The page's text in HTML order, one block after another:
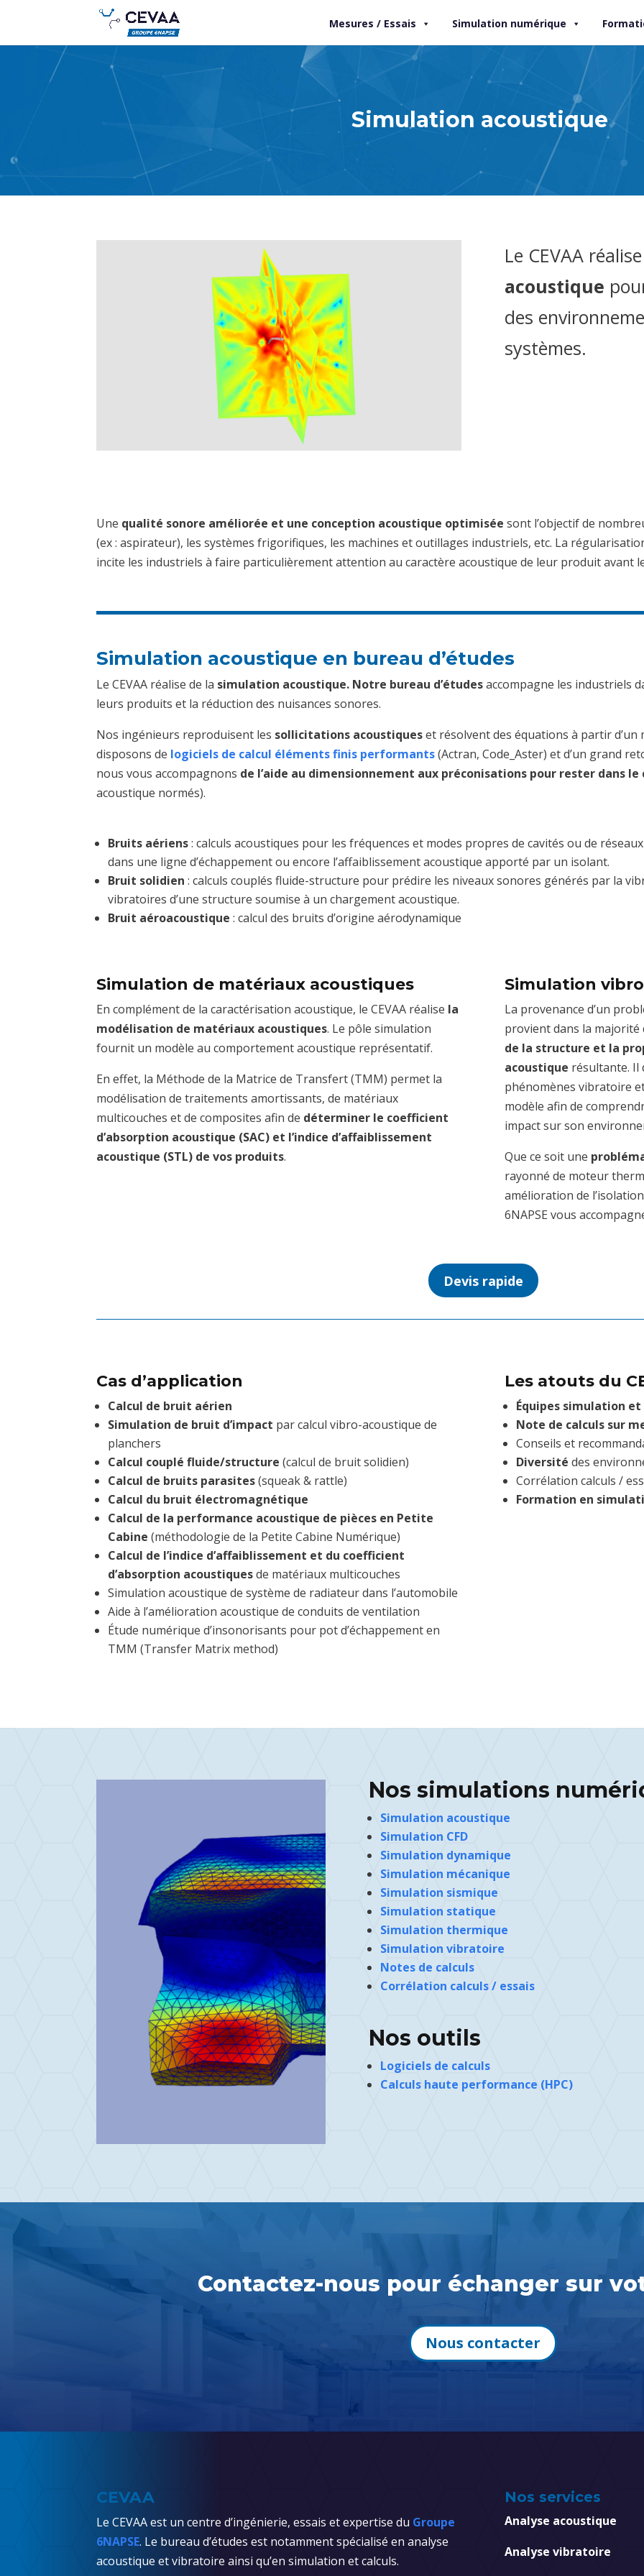
Mesures / Essais Simulation numérique
Simulation acoustique
Le CEVAA
acoustique
des
systèmes.
Une qualité sonore améliorée et une conception acoustique optimisée sont l’objectif de
(ex : aspirateur), les systèmes frigorifiques, les machines et outillages industriels, etc. La
incite les industriels à faire particulièrement attention au caractère acoustique de leur produit avant
Simulation acoustique en bureau d’études
Le CEVAA réalise de la simulation acoustique. Notre bureau d’étudesaccompagne les industriels
leurs produits et la réduction des nuisances sonores.
Nos ingénieurs reproduisent les sollicitations acoustiques et résolvent des équations à partir d’un
disposons de logiciels de calcul éléments finis performants (Actran, Code_Aster) et d’un grand
nous vous accompagnons de l’aide au dimensionnement aux préconisations pour rester dans
acoustique normés).
Bruits aériens: calculs acoustiques pour les fréquences et modes propres de cavités ou de
dans une ligne d’échappement ou encore l’affaiblissement acoustique apporté par un isolant.
Bruit solidien: calculs couplés fluide-structure pour prédire les niveaux sonores générés par la
vibratoires d’une structure soumise à un chargement acoustique.
Bruit aéroacoustique : calcul des bruits d’origine aérodynamique
Simulation de matériaux acoustiques
En complément de la caractérisation acoustique, le CEVAA réalise la
modélisation de matériaux acoustiques. Le pôle simulation
fournit un modèle au comportement acoustique représentatif.
En effet, la Méthode de la Matrice de Transfert (TMM) permet la
modélisation de traitements amortissants, de matériaux
multicouches et de composites afin de déterminer le coefficient
d’absorption acoustique (SAC) et l’indice d’affaiblissement
acoustique (STL) de vos produits.
Simulation
La provenance d’un
provient dans la majorité
de la structure et la
acoustique résultante. Il
phénomènes vibratoire
modèle afin de
impact sur son
Que ce soit une
rayonné de moteur
amélioration de
6NAPSE vous
Devis rapide
Cas d’application
Calcul de bruit aérien
Simulation de bruit d’impact par calcul vibro-acoustique de
planchers
Calcul couplé fluide/structure (calcul de bruit solidien)
Calcul de bruits parasites(squeak & rattle)
Calcul du bruit électromagnétique
Calcul de la performance acoustique de pièces en Petite
Cabine (méthodologie de la Petite Cabine Numérique)
Calcul de l’indice d’affaiblissement et du coefficient
d’absorption acoustiquesde matériaux multicouches
Simulation acoustique de système de radiateur dans l’automobile
Aide à l’amélioration acoustique de conduits de ventilation
Étude numérique d’insonorisants pour pot d’échappement en
TMM (Transfer Matrix method)
Les atouts du
Équipes simulation
Note de calculs sur
Conseils et
Diversité des
Corrélation calculs /
Formation en
Nos simulations
Simulation acoustique
Simulation CFD
Simulation dynamique
Simulation mécanique
Simulation sismique
Simulation statique
Simulation thermique
Simulation vibratoire
Notes de calculs
Corrélation calculs / essais
Nos outils
Logiciels de calculs
Calculs haute performance (HPC)
Contactez-nous pour échanger sur
Nous contacter
CEVAA
Le CEVAA est un centre d’ingénierie, essais et expertise du Groupe
6NAPSE. Le bureau d’études est notamment spécialisé en analyse
acoustique et vibratoire ainsi qu’en simulation et calculs.
Nos services
Analyse acoustique
Analyse vibratoire